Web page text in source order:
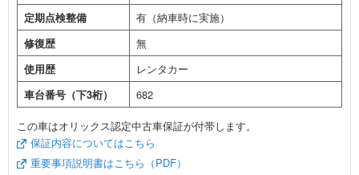
定期点検整備
有（納車時に実施）
修復歴
無
使用歴
レンタカー
車台番号（下3桁）
682
この車はオリックス認定中古車保証が付帯します。
保証内容についてはこちら
重要事項説明書はこちら（PDF）